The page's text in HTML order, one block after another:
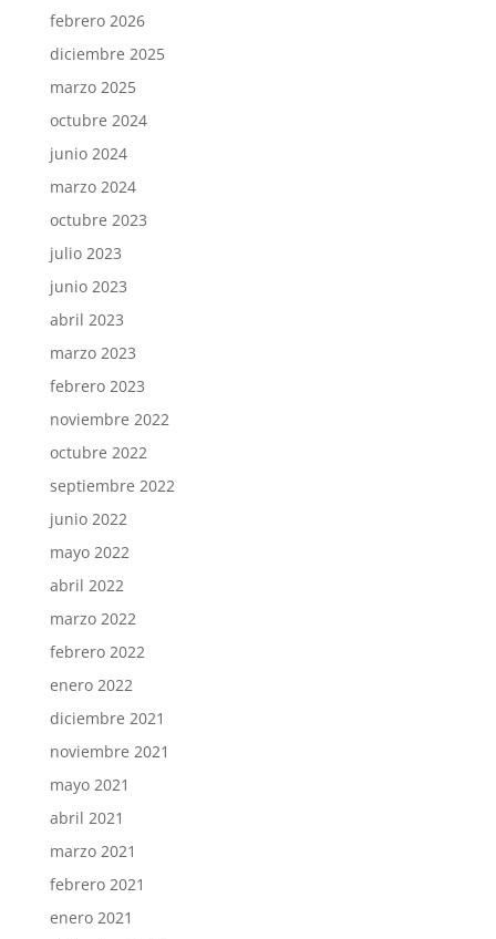
febrero 2026
diciembre 2025
marzo 2025
octubre 2024
junio 2024
marzo 2024
octubre 2023
julio 2023
junio 2023
abril 2023
marzo 2023
febrero 2023
noviembre 2022
octubre 2022
septiembre 2022
junio 2022
mayo 2022
abril 2022
marzo 2022
febrero 2022
enero 2022
diciembre 2021
noviembre 2021
mayo 2021
abril 2021
marzo 2021
febrero 2021
enero 2021